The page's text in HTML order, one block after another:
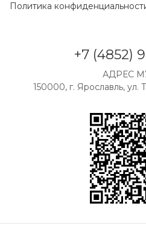
Политика
+7 (4852)
АДРЕС
150000, г. Ярославль, ул.